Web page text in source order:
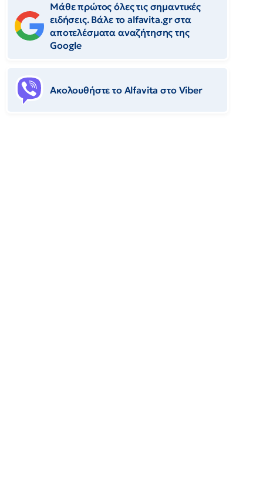
Μάθε πρώτος όλες τις σημαντικές
ειδήσεις. Βάλε το alfavita.gr στα
αποτελέσματα αναζήτησης της
Google
Ακολουθήστε το Αlfavita στο Viber